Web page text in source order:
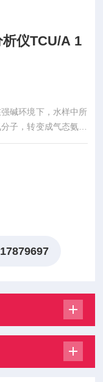
仪TCU/A 1
碱环境下，水样中所
子，转变成气态氨从
改变电解液的 pH。p